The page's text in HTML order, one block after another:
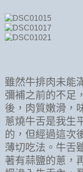
雖然牛排肉未能
彌補之前的不足
後，肉質嫩滑，
蔥燒牛舌是我生
的，但經過這次
薄切吃法。牛舌
著有蒜鹽的蔥，